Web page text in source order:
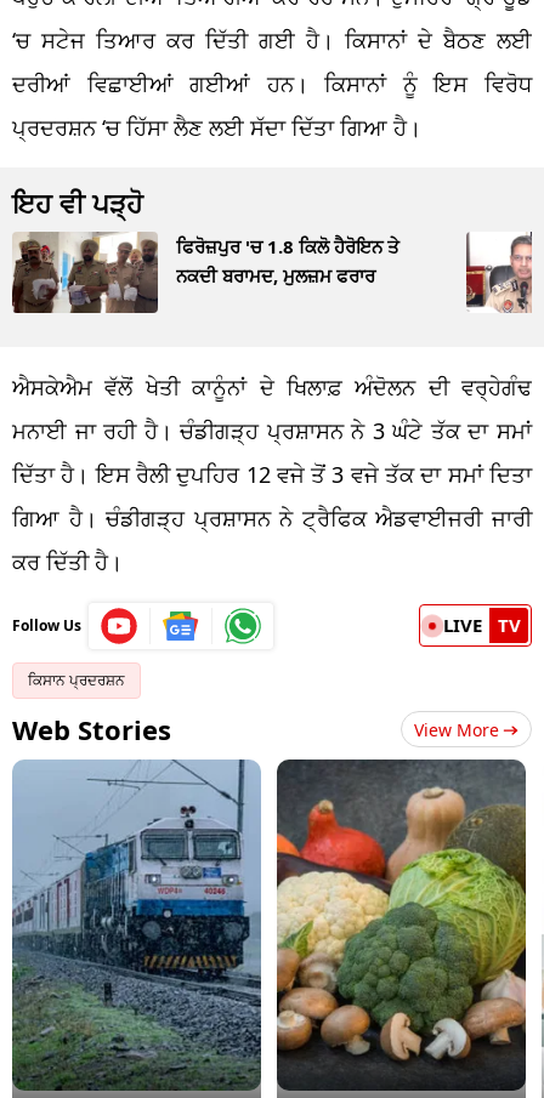
‘ਚ ਸਟੇਜ ਤਿਆਰ ਕਰ ਦਿੱਤੀ ਗਈ ਹੈ। ਕਿਸਾਨਾਂ ਦੇ ਬੈਠਣ ਲਈ
ਦਰੀਆਂ ਵਿਛਾਈਆਂ ਗਈਆਂ ਹਨ। ਕਿਸਾਨਾਂ ਨੂੰ ਇਸ ਵਿਰੋਧ
ਪ੍ਰਦਰਸ਼ਨ ‘ਚ ਹਿੱਸਾ ਲੈਣ ਲਈ ਸੱਦਾ ਦਿੱਤਾ ਗਿਆ ਹੈ।
ਇਹ ਵੀ ਪੜ੍ਹੋ
ਫਿਰੋਜ਼ਪੁਰ 'ਚ 1.8 ਕਿਲੋ ਹੈਰੋਇਨ ਤੇ
ਨਕਦੀ ਬਰਾਮਦ, ਮੁਲਜ਼ਮ ਫਰਾਰ
ਐਸਕੇਐਮ ਵੱਲੋਂ ਖੇਤੀ ਕਾਨੂੰਨਾਂ ਦੇ ਖਿਲਾਫ਼ ਅੰਦੋਲਨ ਦੀ ਵਰ੍ਹੇਗੰਢ
ਮਨਾਈ ਜਾ ਰਹੀ ਹੈ। ਚੰਡੀਗੜ੍ਹ ਪ੍ਰਸ਼ਾਸਨ ਨੇ 3 ਘੰਟੇ ਤੱਕ ਦਾ ਸਮਾਂ
ਦਿੱਤਾ ਹੈ। ਇਸ ਰੈਲੀ ਦੁਪਹਿਰ 12 ਵਜੇ ਤੋਂ 3 ਵਜੇ ਤੱਕ ਦਾ ਸਮਾਂ ਦਿਤਾ
ਗਿਆ ਹੈ। ਚੰਡੀਗੜ੍ਹ ਪ੍ਰਸ਼ਾਸਨ ਨੇ ਟ੍ਰੈਫਿਕ ਐਡਵਾਈਜਰੀ ਜਾਰੀ
ਕਰ ਦਿੱਤੀ ਹੈ।
Follow Us LIVE TV
ਕਿਸਾਨ ਪ੍ਰਦਰਸ਼ਨ
Web Stories View More